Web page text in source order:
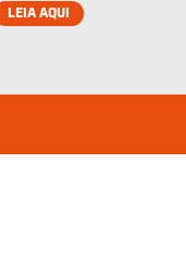
LEIA AQUI